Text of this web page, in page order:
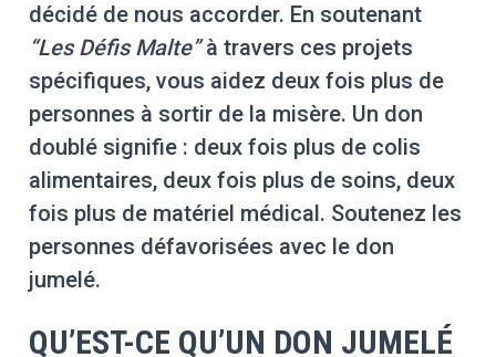
décidé de nous accorder. En soutenant
“Les Défis Malte”à travers ces projets
spécifiques, vous aidez deux fois plus de
personnes à sortir de la misère. Un don
doublé signifie : deux fois plus de colis
alimentaires, deux fois plus de soins, deux
fois plus de matériel médical. Soutenez les
personnes défavorisées avec le don
jumelé.
QU’EST-CE QU’UN DON JUMELÉ